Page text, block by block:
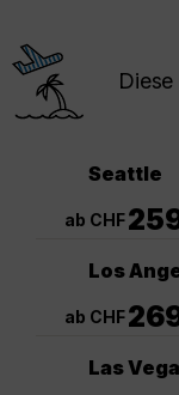
Seattle
ab CHF
Los
ab CHF
Las